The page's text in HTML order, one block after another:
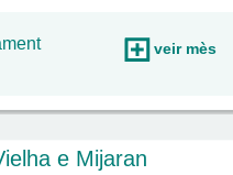
veir mès
e Mijaran